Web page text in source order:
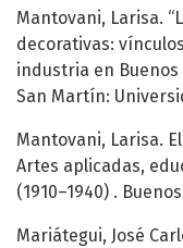
Mantovani, Larisa.
decorativas:
industria en Buenos
San Martín:
Mantovani, Larisa.
Artes aplicadas,
(1910–1940) .
Mariátegui, José